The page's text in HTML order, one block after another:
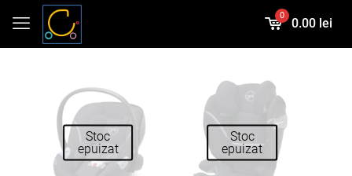
0
0.00 lei
Stoc
epuizat
Stoc
epuizat